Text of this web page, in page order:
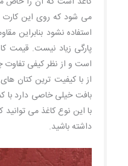
می شود که روی این کارت
استفاده نشود بنابراین
پارگی زیاد نیست. قیمت
است و از نظر کیفی تفاوت
از با کیفیت ترین کتان
بافت خیلی خاصی دارد با
با این نوع کاغذ می
داشته باشید.